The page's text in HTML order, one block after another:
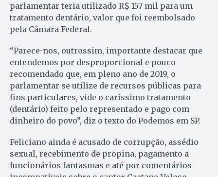
parlamentar teria utilizado R$ 157 mil para um
tratamento dentário, valor que foi reembolsado
pela Câmara Federal.
“Parece-nos, outrossim, importante destacar que
entendemos por desproporcional e pouco
recomendado que, em pleno ano de 2019, o
parlamentar se utilize de recursos públicas para
fins particulares, vide o caríssimo tratamento
(dentário) feito pelo representado e pago com
dinheiro do povo”, diz o texto do Podemos em SP.
Feliciano ainda é acusado de corrupção, assédio
sexual, recebimento de propina, pagamento a
funcionários fantasmas e até por comentários